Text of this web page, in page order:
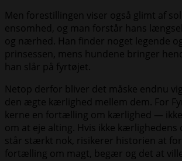
Men forestillingen viser også glimt af
ensomhed, og man forstår hans
og nærhed. Han finder noget legende
prinsessen, mens hundene bringer
han slår på fyrtøjet.
Netop derfor bliver det måske endnu
den ægte kærlighed mellem dem. For
kerne en fortælling om kærlighed —
om at eje alting. Hvis ikke kærlighedens
står stærkt nok, risikerer historien at
fortælling om magt, begær og det at